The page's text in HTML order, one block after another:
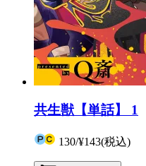
共生獣【単話】 1
130/¥143(税込)